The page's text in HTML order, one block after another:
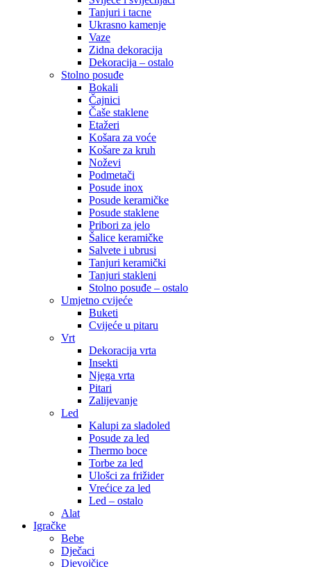
Tanjuri i tacne
Ukrasno kamenje
Vaze
Zidna dekoracija
Dekoracija – ostalo
Stolno posuđe
Bokali
Čajnici
Čaše staklene
Etažeri
Košara za voće
Košare za kruh
Noževi
Podmetači
Posude inox
Posude keramičke
Posude staklene
Pribori za jelo
Šalice keramičke
Salvete i ubrusi
Tanjuri keramički
Tanjuri stakleni
Stolno posuđe – ostalo
Umjetno cvijeće
Buketi
Cvijeće u pitaru
Vrt
Dekoracija vrta
Insekti
Njega vrta
Pitari
Zalijevanje
Led
Kalupi za sladoled
Posude za led
Thermo boce
Torbe za led
Ulošci za frižider
Vrećice za led
Led – ostalo
Alat
Igračke
Bebe
Dječaci
Djevojčice